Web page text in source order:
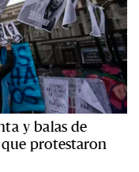
y balas de
protestaron